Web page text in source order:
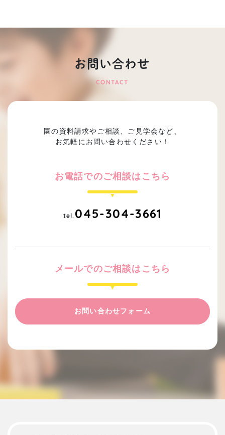
お問い合わせ
CONTACT
園の資料請求やご相談、ご見学会など、
お気軽にお問い合わせください！
お電話でのご相談はこちら
tel. 045-304-3661
メールでのご相談はこちら
お問い合わせフォーム